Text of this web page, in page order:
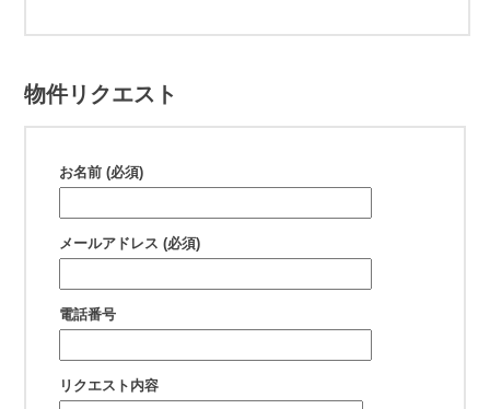
物件リクエスト
お名前 (必須)
メールアドレス (必須)
電話番号
リクエスト内容